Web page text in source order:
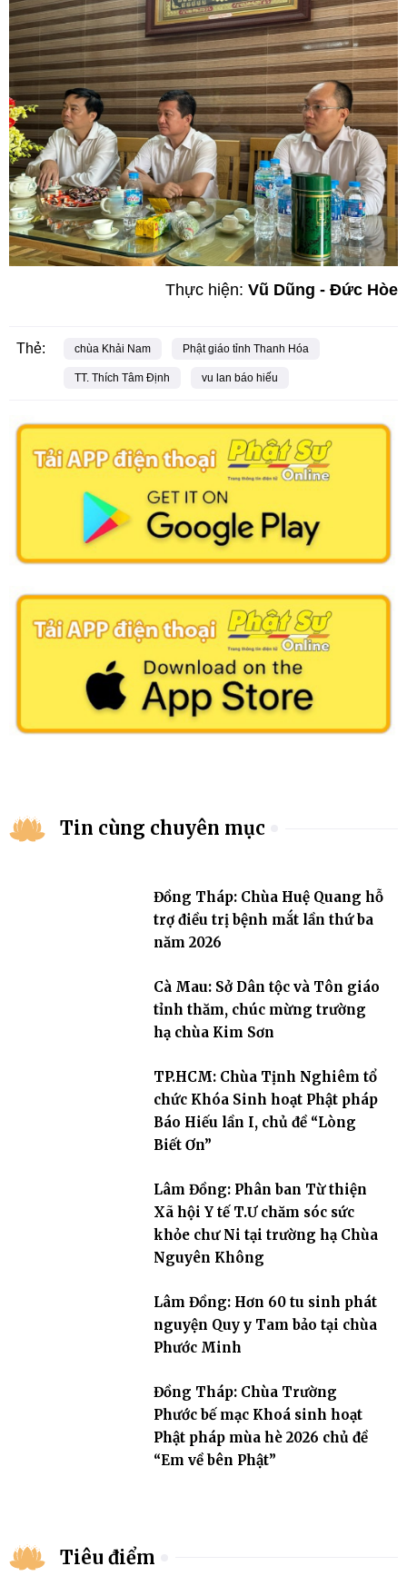
Thực hiện: Vũ Dũng - Đức Hòe
Thẻ: chùa Khải Nam Phật giáo tỉnh Thanh Hóa
TT. Thích Tâm Định vu lan báo hiếu
Tin cùng chuyên mục
Đồng Tháp: Chùa Huệ Quang hỗ
trợ điều trị bệnh mắt lần thứ ba
năm 2026
Cà Mau: Sở Dân tộc và Tôn giáo
tỉnh thăm, chúc mừng trường
hạ chùa Kim Sơn
TP.HCM: Chùa Tịnh Nghiêm tổ
chức Khóa Sinh hoạt Phật pháp
Báo Hiếu lần I, chủ đề “Lòng
Biết Ơn”
Lâm Đồng: Phân ban Từ thiện
Xã hội Y tế T.Ư chăm sóc sức
khỏe chư Ni tại trường hạ Chùa
Nguyên Không
Lâm Đồng: Hơn 60 tu sinh phát
nguyện Quy y Tam bảo tại chùa
Phước Minh
Đồng Tháp: Chùa Trường
Phước bế mạc Khoá sinh hoạt
Phật pháp mùa hè 2026 chủ đề
“Em về bên Phật”
Tiêu điểm